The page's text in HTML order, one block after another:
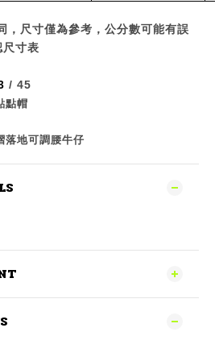
，尺寸僅為參考，公分數可能有誤
尺寸表
/ 45
點帽
落地可調腰牛仔